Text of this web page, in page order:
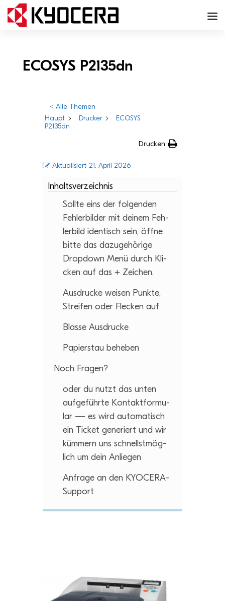
ECOSYS P2135dn
< Alle Themen
Haupt
Drucker
ECOSYS
P2135dn
Drucken
Aktualisiert 21. April 2026
Inhaltsverzeichnis
Sollte eins der fol­gen­den
Feh­ler­bil­der mit dei­nem Feh­
ler­bild iden­tisch sein, öffne
bitte das dazu­ge­hö­rige
Drop­down Menü durch Kli­
cken auf das + Zeichen.
Aus­dru­cke wei­sen Punkte,
Strei­fen oder Fle­cken auf
Blasse Aus­dru­cke
Papier­stau beheben
Noch Fra­gen?
oder du nutzt das unten
auf­ge­führte Kon­takt­for­mu­
lar — es wird auto­ma­tisch
ein Ticket gene­riert und wir
küm­mern uns schnellst­mög­
lich um dein Anliegen
Anfrage an den KYOCERA-
Support